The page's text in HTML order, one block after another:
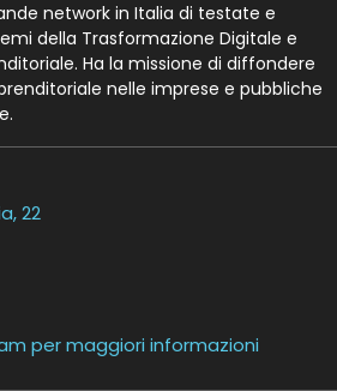
network in Italia di testate e
della Trasformazione Digitale e
Ha la missione di diffondere
nelle imprese e pubbliche
22
per maggiori informazioni